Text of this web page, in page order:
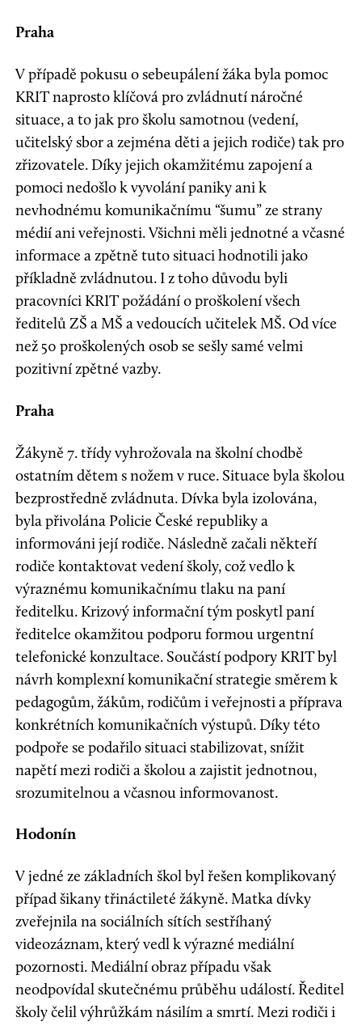
Praha
V případě pokusu o sebeupálení žáka byla pomoc
KRIT naprosto klíčová pro zvládnutí náročné
situace, a to jak pro školu samotnou (vedení,
učitelský sbor a zejména děti a jejich rodiče) tak pro
zřizovatele. Díky jejich okamžitému zapojení a
pomoci nedošlo k vyvolání paniky ani k
nevhodnému komunikačnímu “šumu” ze strany
médií ani veřejnosti. Všichni měli jednotné a včasné
informace a zpětně tuto situaci hodnotili jako
příkladně zvládnutou. I z toho důvodu byli
pracovníci KRIT požádání o proškolení všech
ředitelů ZŠ a MŠ a vedoucích učitelek MŠ. Od více
než 50 proškolených osob se sešly samé velmi
pozitivní zpětné vazby.
Praha
Žákyně 7. třídy vyhrožovala na školní chodbě
ostatním dětem s nožem v ruce. Situace byla školou
bezprostředně zvládnuta. Dívka byla izolována,
byla přivolána Policie České republiky a
informováni její rodiče. Následně začali někteří
rodiče kontaktovat vedení školy, což vedlo k
výraznému komunikačnímu tlaku na paní
ředitelku. Krizový informační tým poskytl paní
ředitelce okamžitou podporu formou urgentní
telefonické konzultace. Součástí podpory KRIT byl
návrh komplexní komunikační strategie směrem k
pedagogům, žákům, rodičům i veřejnosti a příprava
konkrétních komunikačních výstupů. Díky této
podpoře se podařilo situaci stabilizovat, snížit
napětí mezi rodiči a školou a zajistit jednotnou,
srozumitelnou a včasnou informovanost.
Hodonín
V jedné ze základních škol byl řešen komplikovaný
případ šikany třináctileté žákyně. Matka dívky
zveřejnila na sociálních sítích sestříhaný
videozáznam, který vedl k výrazné mediální
pozornosti. Mediální obraz případu však
neodpovídal skutečnému průběhu událostí. Ředitel
školy čelil výhrůžkám násilím a smrtí. Mezi rodiči i